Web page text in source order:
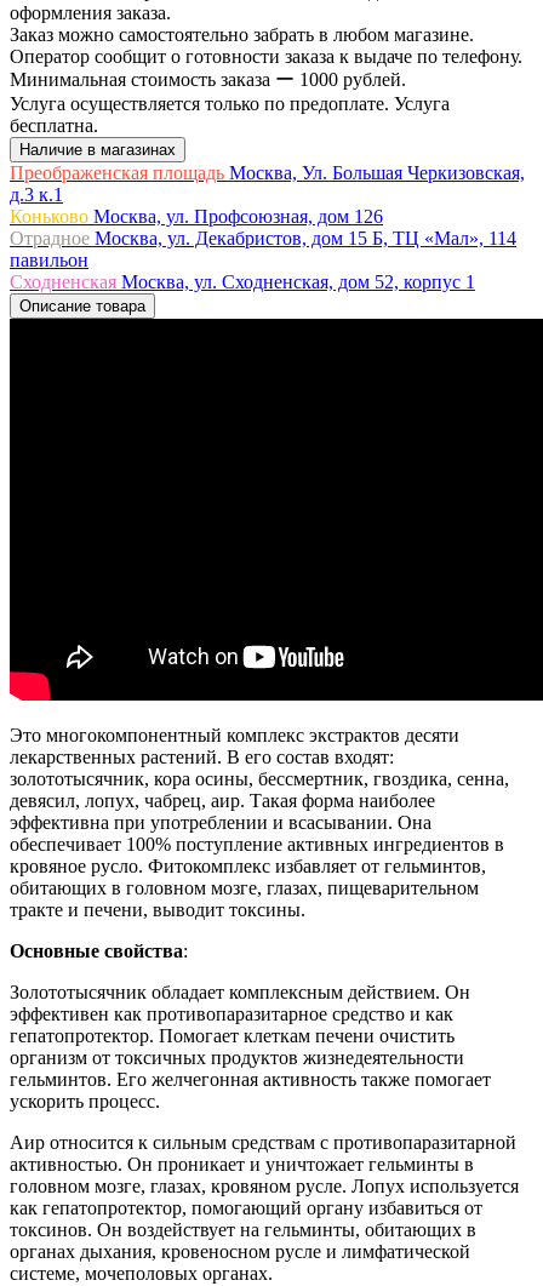
оформления заказа.
Заказ можно самостоятельно забрать в любом магазине.
Оператор сообщит о готовности заказа к выдаче по телефону.
Минимальная стоимость заказа ー 1000 рублей.
Услуга осуществляется только по предоплате. Услуга
бесплатна.
Наличие в магазинах
Преображенская площадь Москва, Ул. Большая Черкизовская,
д.3 к.1
Коньково Москва, ул. Профсоюзная, дом 126
Отрадное Москва, ул. Декабристов, дом 15 Б, ТЦ «Мал», 114
павильон
Сходненская Москва, ул. Сходненская, дом 52, корпус 1
Описание товара
Это многокомпонентный комплекс экстрактов десяти
лекарственных растений. В его состав входят:
золототысячник, кора осины, бессмертник, гвоздика, сенна,
девясил, лопух, чабрец, аир. Такая форма наиболее
эффективна при употреблении и всасывании. Она
обеспечивает 100% поступление активных ингредиентов в
кровяное русло. Фитокомплекс избавляет от гельминтов,
обитающих в головном мозге, глазах, пищеварительном
тракте и печени, выводит токсины.
Основные свойства:
Золототысячник обладает комплексным действием. Он
эффективен как противопаразитарное средство и как
гепатопротектор. Помогает клеткам печени очистить
организм от токсичных продуктов жизнедеятельности
гельминтов. Его желчегонная активность также помогает
ускорить процесс.
Аир относится к сильным средствам с противопаразитарной
активностью. Он проникает и уничтожает гельминты в
головном мозге, глазах, кровяном русле. Лопух используется
как гепатопротектор, помогающий органу избавиться от
токсинов. Он воздействует на гельминты, обитающих в
органах дыхания, кровеносном русле и лимфатической
системе, мочеполовых органах.